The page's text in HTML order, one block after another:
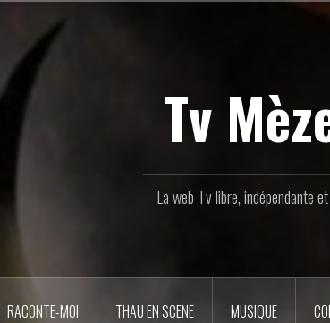
Tv
La web Tv libre, indépendante
RACONTE-MOI THAU EN SCENE MUSIQUE